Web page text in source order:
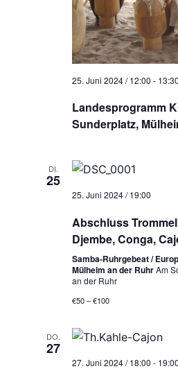
25. Juni 2024 / 12:00 - 13:30
Landesprogramm
Sunderplatz,
DI.
25
25. Juni 2024 / 19:00
Abschluss
Djembe, Conga,
Samba-Ruhrgebeat /
Mülheim an der RuhrAm
an der Ruhr
€50 – €100
DO.
27
27. Juni 2024 / 18:00 - 19:00